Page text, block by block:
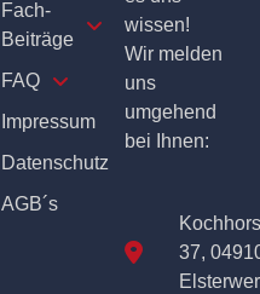
Fach-
Beiträge
FAQ
Impressum
Datenschutz
AGB´s
wissen!
Wir melden
uns
umgehend
bei Ihnen:
37,